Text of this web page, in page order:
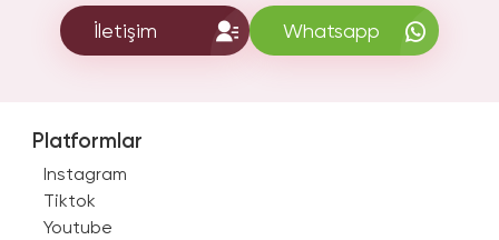
İletişim Whatsapp
Platformlar
Instagram
Tiktok
Youtube